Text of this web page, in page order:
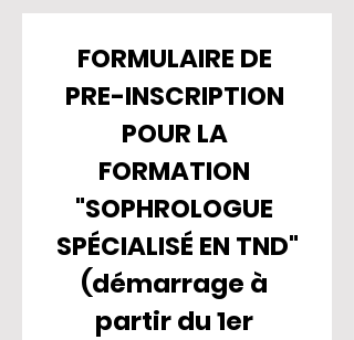
FORMULAIRE DE
PRE-INSCRIPTION
POUR LA
FORMATION
"SOPHROLOGUE
SPÉCIALISÉ EN TND"
(démarrage à
partir du 1er